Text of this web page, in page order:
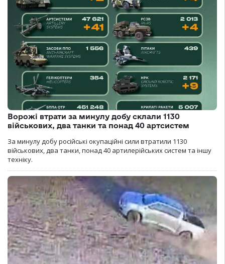
Ворожі втрати за минулу добу склали 1130
військових, два танки та понад 40 артсистем
За минулу добу російські окупаційні сили втратили 1130
військових, два танки, понад 40 артилерійських систем та іншу
техніку.